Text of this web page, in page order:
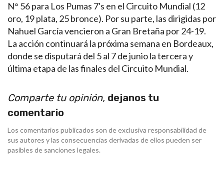
N° 56 para Los Pumas 7's en el Circuito Mundial (12
oro, 19 plata, 25 bronce). Por su parte, las dirigidas por
Nahuel García vencieron a Gran Bretaña por 24-19.
La acción continuará la próxima semana en Bordeaux,
donde se disputará del 5 al 7 de junio la tercera y
última etapa de las finales del Circuito Mundial.
Comparte tu opinión, dejanos tu
comentario
Los comentarios publicados son de exclusiva responsabilidad de
sus autores y las consecuencias derivadas de ellos pueden ser
pasibles de sanciones legales.